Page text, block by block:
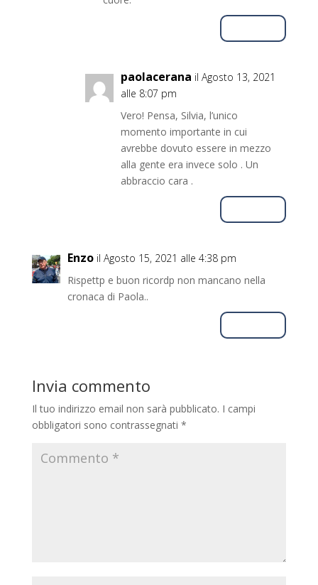
paolacerana il Agosto 13, 2021
alle 8:07 pm
Vero! Pensa, Silvia, l’unico
momento importante in cui
avrebbe dovuto essere in mezzo
alla gente era invece solo . Un
abbraccio cara .
Enzo il Agosto 15, 2021 alle 4:38 pm
Rispettp e buon ricordp non mancano nella
cronaca di Paola..
Invia commento
Il tuo indirizzo email non sarà pubblicato. I campi
obbligatori sono contrassegnati *